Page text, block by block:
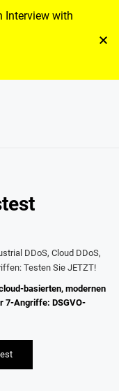
DDoS, Cloud DDoS,
Testen Sie JETZT!
basierten, modernen
7-Angriffe: DSGVO-
Interview with